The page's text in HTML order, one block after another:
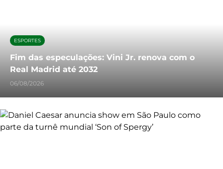
ESPORTES
Fim das especulações: Vini Jr. renova com o
Real Madrid até 2032
06/08/2026